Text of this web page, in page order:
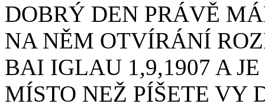
DOBRÝ DEN PRÁVĚ
NA NĚM OTVÍRÁNÍ
BAI IGLAU 1,9,1907 A
MÍSTO NEŽ PÍŠETE VY